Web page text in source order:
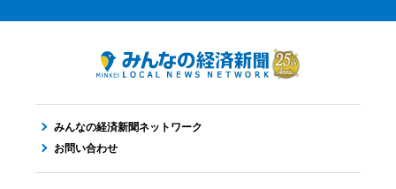
みんなの経済新聞ネットワーク
お問い合わせ